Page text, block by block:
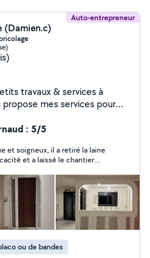
Auto-entrepreneur
(Damien.c)
de
- Travaux
je m'adapte à vos
service de qualité.
pour discuter de votre
: 5/5
et soigneux, il a retiré la laine
et a laissé le chantier
ou de bandes